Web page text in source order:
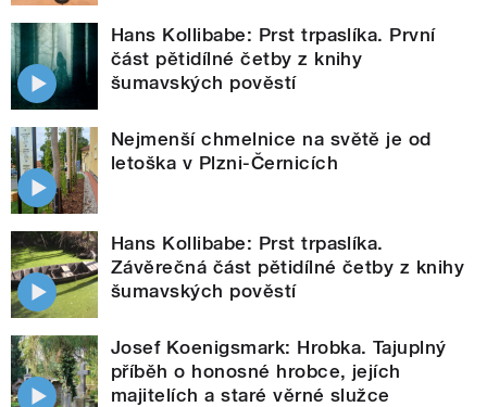
Hans Kollibabe: Prst trpaslíka. První
část pětidílné četby z knihy
šumavských pověstí
Nejmenší chmelnice na světě je od
letoška v Plzni-Černicích
Hans Kollibabe: Prst trpaslíka.
Závěrečná část pětidílné četby z knihy
šumavských pověstí
Josef Koenigsmark: Hrobka. Tajuplný
příběh o honosné hrobce, jejích
majitelích a staré věrné služce